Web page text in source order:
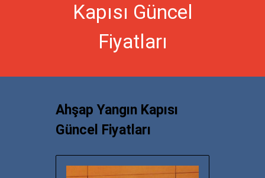
Kapısı Güncel
Fiyatları
Ahşap Yangın Kapısı
Güncel Fiyatları